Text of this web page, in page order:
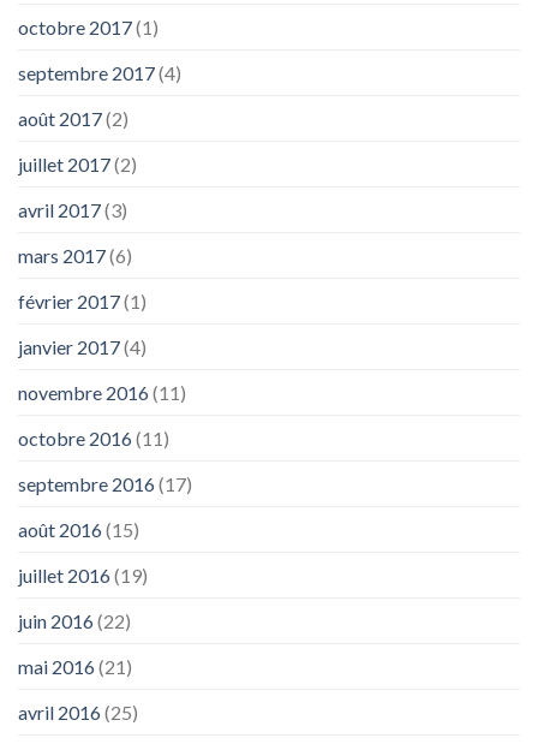
octobre 2017(1)
septembre 2017(4)
août 2017(2)
juillet 2017(2)
avril 2017(3)
mars 2017(6)
février 2017(1)
janvier 2017(4)
novembre 2016(11)
octobre 2016(11)
septembre 2016(17)
août 2016(15)
juillet 2016(19)
juin 2016(22)
mai 2016(21)
avril 2016(25)